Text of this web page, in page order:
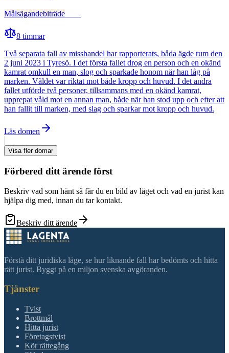
Målsägandebiträde
8 timmar
Två separata fall av misshandel har rapporterats, båda ägde rum den
2 juni 2023 i Tyresö. I det första fallet drog en person och en okänd
kamrat omkull en man, slog och sparkade honom när han låg på
marken. Våldet var riktat mot både kropp och huvud. I det andra
fallet utförde två personer, tillsammans med en okänd kamrat,
upprepat våld mot en annan man, både när han stod upp och efter att
han fallit till marken, med slag och sparkar mot kropp och huvud.
Läs domen
Visa fler domar
Förbered ditt ärende först
Beskriv vad som hänt så får du en bild av läget och vad en jurist kan
hjälpa dig med, innan du tar kontakt.
Beskriv ditt ärende
Förstå ditt juridiska läge, se hur liknande fall har bedömts och hitta
rätt jurist. Byggt på en miljon svenska avgöranden.
Tjänster
Tvist
Brottmål
Hitta jurist
Företagstvist
Kör rättegång